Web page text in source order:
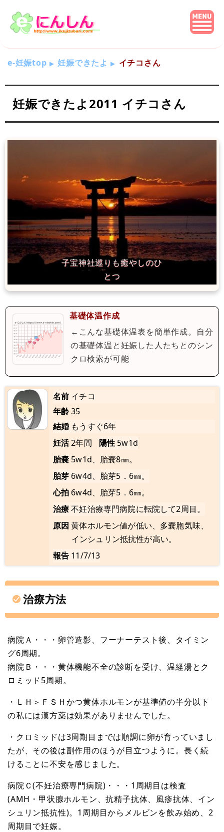
e-妊娠top 妊娠できたよ イチコさん
妊娠できたよ2011 イチコさん
基礎体温作成
←こんな基礎体温表を簡単作成。自分
の基礎体温と妊娠した人たちとのシン
クロ検索が可能
名前 イチコ
年齢35
結婚 もうすぐ6年
妊活2年間 陽性 5w1d
胎嚢 5w1d、胎嚢8㎜。
胎芽 6w4d、胎芽5．6㎜。
心拍 6w4d、胎芽5．6㎜。
治療不妊治療専門病院に転院して2周目。
原因 黄体ホルモン値が低い、多嚢胞気味、
インシュリン抵抗性が高い。
報告 11/7/13
治療方法
病院Ａ・・・卵管造影、フーナーテスト後、タイミン
グ6周期。
病院Ｂ・・・黄体機能不全の診断を受け、温経湯とク
ロミッド5周期。
・ＬＨ＞ＦＳＨかつ黄体ホルモンが基準値の半分以下
の私には漢方薬は効果がありませんでした。
・クロミッドは3周期目までは順調に卵が育っていまし
たが、その後は副作用のほうが目立つように。長く続
けることに不安を感じました。
病院Ｃ(不妊治療専門病院)・・・1周期目は検査
(AMH・甲状腺ホルモン、抗精子抗体、風疹抗体、イン
シュリン抵抗性)。1周期目からメルビンを飲み始め、2
周期目で妊娠。